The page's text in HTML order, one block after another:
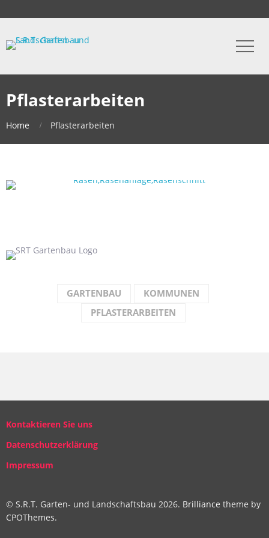
Pflasterarbeiten
Home Pflasterarbeiten
GARTENBAU
KOMMUNEN
PFLASTERARBEITEN
Kontaktieren Sie uns
Datenschutzerklärung
Impressum
© S.R.T. Garten- und Landschaftsbau 2026. Brilliance theme by
CPOThemes.